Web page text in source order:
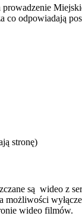
co odpowiadają
stronę)
są wideo z
wideo filmów.